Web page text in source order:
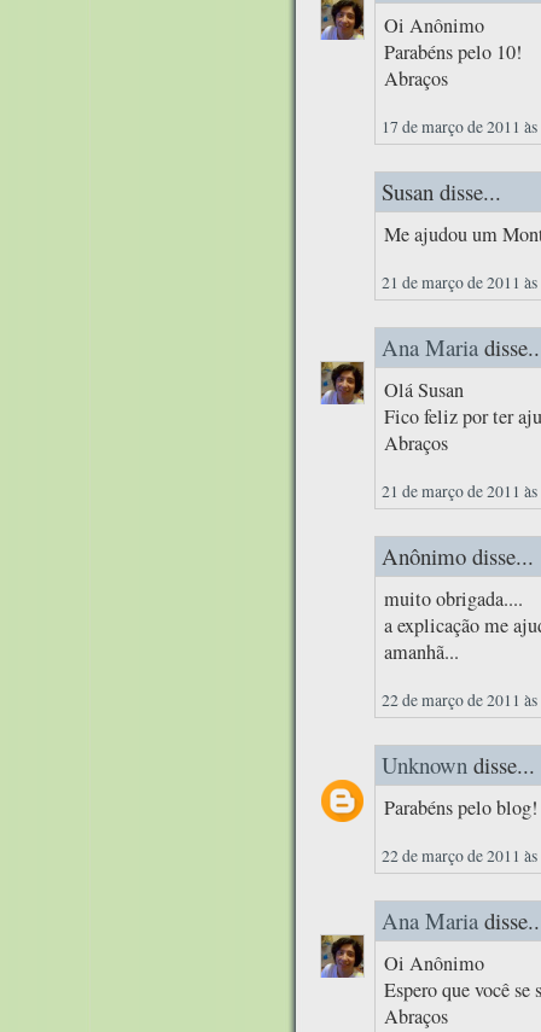
Oi Anônimo
Parabéns pelo 10!
Abraços
17 de março de 2011
Susan disse...
Me ajudou um
21 de março de 2011
Ana Maria
Olá Susan
Fico feliz por ter
Abraços
21 de março de 2011
Anônimo disse...
muito obrigada....
a explicação me
amanhã...
22 de março de 2011
Unknown disse...
Parabéns pelo
22 de março de 2011
Ana Maria
Oi Anônimo
Espero que você
Abraços